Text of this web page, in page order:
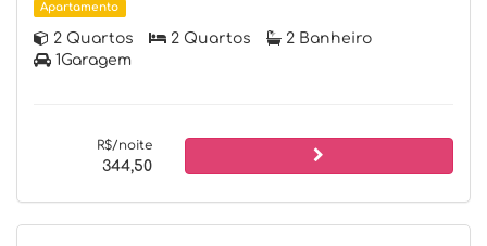
Apartamento
2 Quartos 2 Quartos
2 Banheiro
1Garagem
R$/noite
344,50